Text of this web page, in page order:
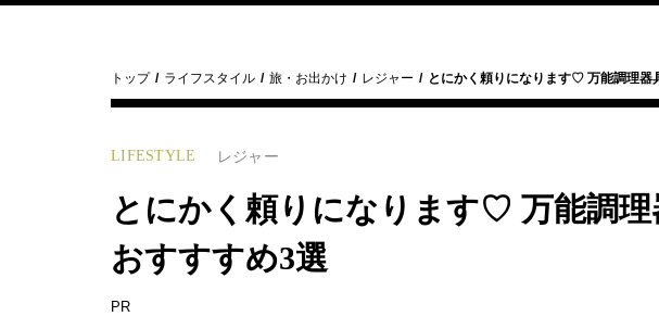
トップ ライフスタイル 旅・お出かけ レジャー とにかく頼りになります♡ 万能調理
LIFESTYLE レジャー
とにかく頼りになります♡ 万能調理
おすすすめ3選
PR